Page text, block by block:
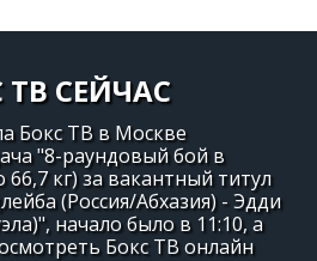
ТВ СЕЙЧАС
Бокс ТВ в Москве
"8-раундовый бой в
кг) за вакантный титул
(Россия/Абхазия) - Эдди
начало было в 11:10, а
Бокс ТВ онлайн